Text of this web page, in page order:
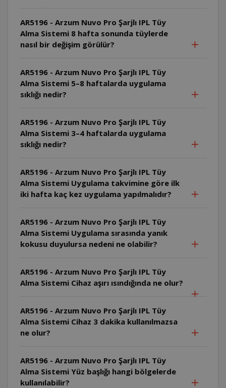
AR5196 - Arzum Nuvo Pro Şarjlı IPL Tüy
Alma Sistemi 8 hafta sonunda tüylerde
nasıl bir değişim görülür?
AR5196 - Arzum Nuvo Pro Şarjlı IPL Tüy
Alma Sistemi 5–8 haftalarda uygulama
sıklığı nedir?
AR5196 - Arzum Nuvo Pro Şarjlı IPL Tüy
Alma Sistemi 3–4 haftalarda uygulama
sıklığı nedir?
AR5196 - Arzum Nuvo Pro Şarjlı IPL Tüy
Alma Sistemi Uygulama takvimine göre ilk
iki hafta kaç kez uygulama yapılmalıdır?
AR5196 - Arzum Nuvo Pro Şarjlı IPL Tüy
Alma Sistemi Uygulama sırasında yanık
kokusu duyulursa nedeni ne olabilir?
AR5196 - Arzum Nuvo Pro Şarjlı IPL Tüy
Alma Sistemi Cihaz aşırı ısındığında ne olur?
AR5196 - Arzum Nuvo Pro Şarjlı IPL Tüy
Alma Sistemi Cihaz 3 dakika kullanılmazsa
ne olur?
AR5196 - Arzum Nuvo Pro Şarjlı IPL Tüy
Alma Sistemi Yüz başlığı hangi bölgelerde
kullanılabilir?